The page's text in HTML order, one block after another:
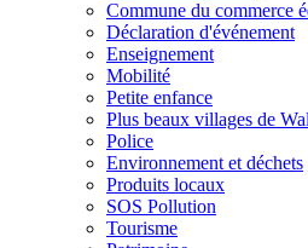
Commune du commerce
Déclaration d'événement
Enseignement
Mobilité
Petite enfance
Plus beaux villages de
Police
Environnement et déchets
Produits locaux
SOS Pollution
Tourisme